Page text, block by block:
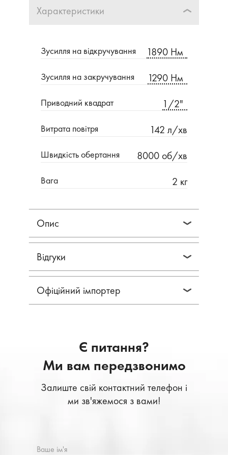
Характеристики
Зусилля на відкручування 1890 Нм
Зусилля на закручування 1290 Нм
Приводний квадрат 1/2"
Витрата повітря 142 л/хв
Швидкість обертання 8000 об/хв
Вага 2 кг
Опис
Відгуки
Офіційний імпортер
Є питання?
Ми вам передзвонимо
Залиште свій контактний телефон і
ми зв'яжемося з вами!
Ваше ім'я